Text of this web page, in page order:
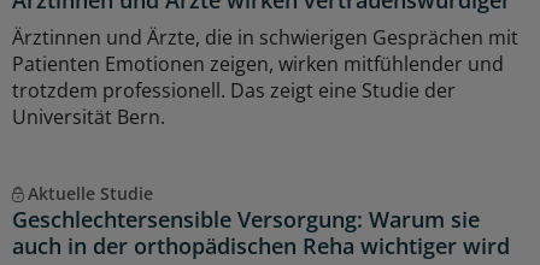
Ärztinnen und Ärzte, die in schwierigen Gesprächen mit
Patienten Emotionen zeigen, wirken mitfühlender und
trotzdem professionell. Das zeigt eine Studie der
Universität Bern.
Aktuelle Studie
Geschlechtersensible Versorgung: Warum sie
auch in der orthopädischen Reha wichtiger wird